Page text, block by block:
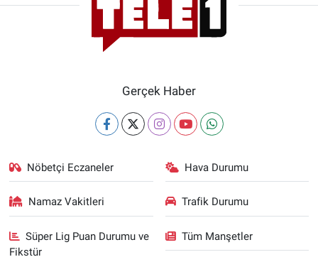
Gerçek Haber
Nöbetçi Eczaneler Hava Durumu
Namaz Vakitleri Trafik Durumu
Süper Lig Puan Durumu ve
Fikstür
Tüm Manşetler